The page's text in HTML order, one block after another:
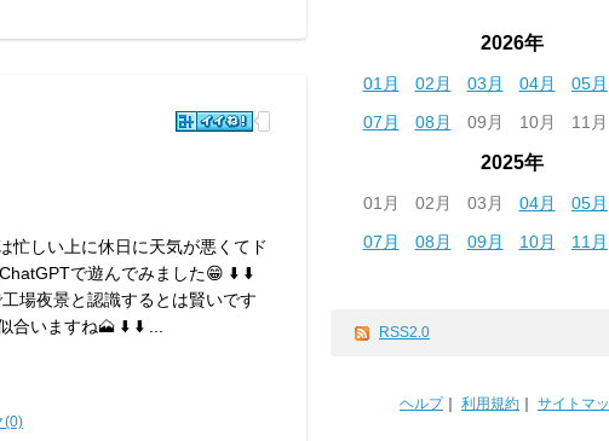
忙しい上に休日に天気が悪くてド
で遊んでみました😁 ⬇️ ⬇️
場夜景と認識するとは賢いです
合いますね🗻 ⬇️ ⬇️ ...
(0)
2026年
01月 02月 03月 04月 05月
07月
08月 09月 10月 11月
2025年
01月 02月 03月 04月 05月
07月
08月 09月 10月 11月
RSS2.0
ヘルプ｜ 利用規約 サイトマ